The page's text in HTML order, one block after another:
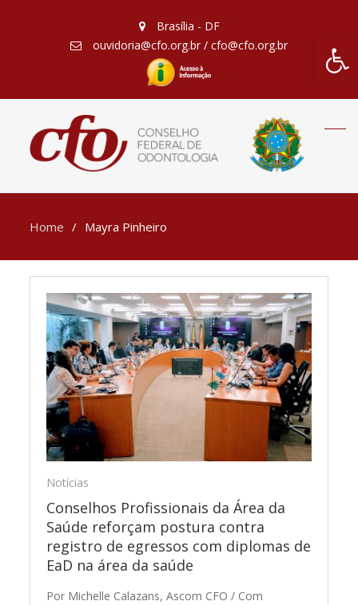
Barra
Brasília - DF
ouvidoria@cfo.org.br / cfo@cfo.org.br
Home Mayra Pinheiro
Notícias
Conselhos Profissionais da Área da
Saúde reforçam postura contra
registro de egressos com diplomas de
EaD na área da saúde
Por Michelle Calazans, Ascom CFO / Com